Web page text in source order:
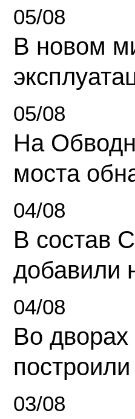
05/08
В новом
05/08
На
моста
04/08
В состав
добавили
04/08
Во
03/08